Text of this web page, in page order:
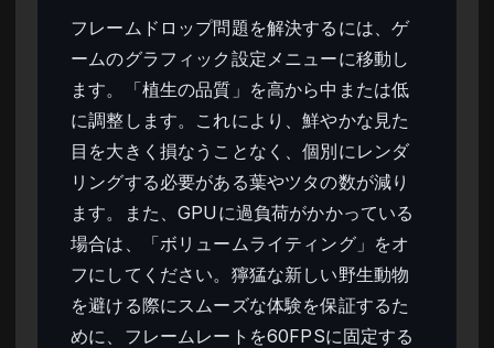
フレームドロップ問題を解決するには、ゲ
ームのグラフィック設定メニューに移動し
ます。「植生の品質」を高から中または低
に調整します。これにより、鮮やかな見た
目を大きく損なうことなく、個別にレンダ
リングする必要がある葉やツタの数が減り
ます。また、GPUに過負荷がかかっている
場合は、「ボリュームライティング」をオ
フにしてください。獰猛な新しい野生動物
を避ける際にスムーズな体験を保証するた
めに、フレームレートを60FPSに固定する